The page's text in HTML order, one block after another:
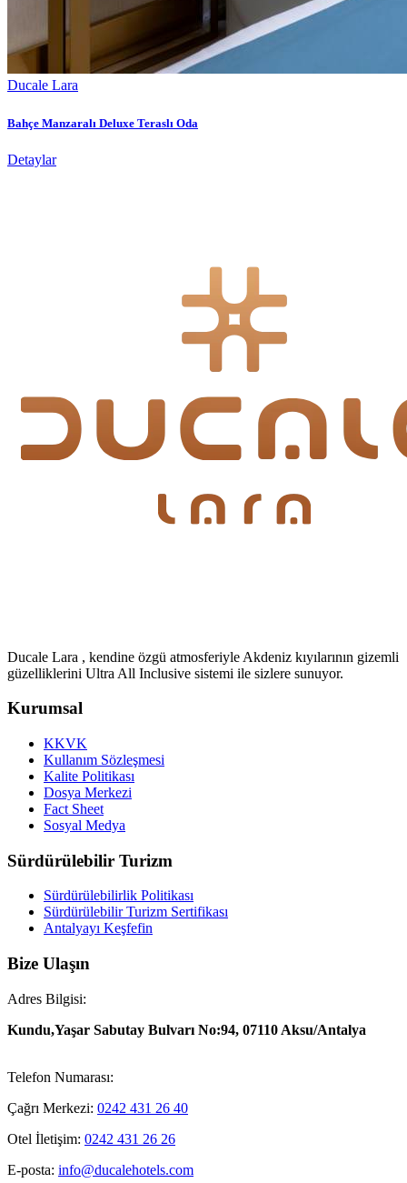
Ducale Lara
Bahçe Manzaralı Deluxe Teraslı Oda
Detaylar
Ducale Lara , kendine özgü atmosferiyle Akdeniz kıyılarının gizemli
güzelliklerini Ultra All Inclusive sistemi ile sizlere sunuyor.
Kurumsal
KKVK
Kullanım Sözleşmesi
Kalite Politikası
Dosya Merkezi
Fact Sheet
Sosyal Medya
Sürdürülebilir Turizm
Sürdürülebilirlik Politikası
Sürdürülebilir Turizm Sertifikası
Antalyayı Keşfefin
Bize Ulaşın
Adres Bilgisi:
Kundu,Yaşar Sabutay Bulvarı No:94, 07110 Aksu/Antalya
Telefon Numarası:
Çağrı Merkezi: 0242 431 26 40
Otel İletişim: 0242 431 26 26
E-posta: info@ducalehotels.com